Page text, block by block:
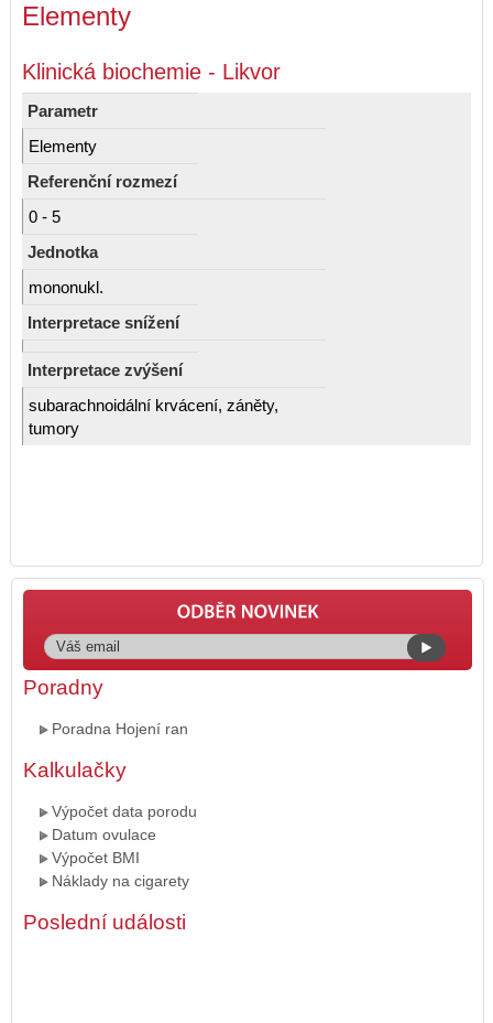
Elementy
Klinická biochemie - Likvor
Parametr
Elementy
Referenční rozmezí
0 - 5
Jednotka
mononukl.
Interpretace snížení
Interpretace zvýšení
subarachnoidální krvácení, záněty,
tumory
Poradny
Poradna Hojení ran
Kalkulačky
Výpočet data porodu
Datum ovulace
Výpočet BMI
Náklady na cigarety
Poslední události